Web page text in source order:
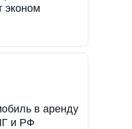
эконом
в аренду
и РФ